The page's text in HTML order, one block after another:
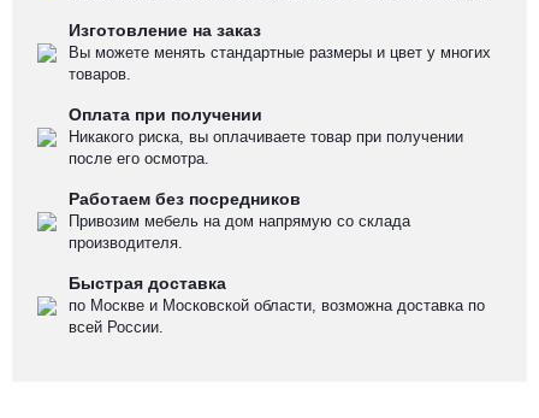
Изготовление на заказ
Вы можете менять стандартные размеры и цвет у многих
товаров.
Оплата при получении
Никакого риска, вы оплачиваете товар при получении
после его осмотра.
Работаем без посредников
Привозим мебель на дом напрямую со склада
производителя.
Быстрая доставка
по Москве и Московской области, возможна доставка по
всей России.